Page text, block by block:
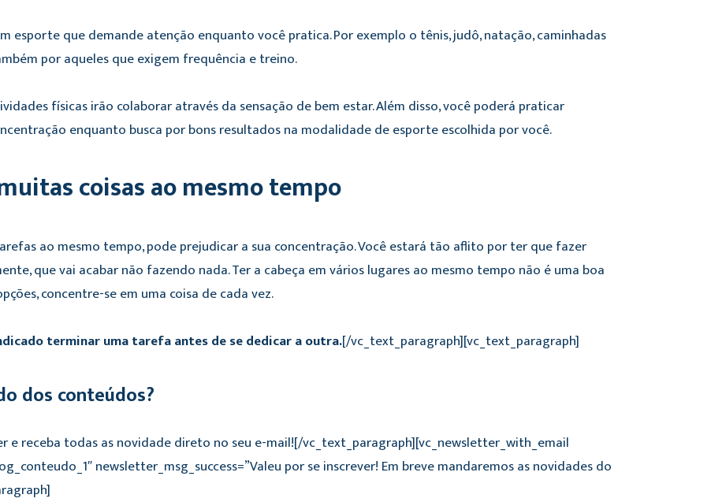
esporte que demande atenção enquanto você pratica. Por exemplo o tênis, judô, natação, caminhadas
por aqueles que exigem frequência e treino.
físicas irão colaborar através da sensação de bem estar. Além disso, você poderá praticar
enquanto busca por bons resultados na modalidade de esporte escolhida por você.
coisas ao mesmo tempo
ao mesmo tempo, pode prejudicar a sua concentração. Você estará tão aflito por ter que fazer
que vai acabar não fazendo nada. Ter a cabeça em vários lugares ao mesmo tempo não é uma boa
concentre-se em uma coisa de cada vez.
terminar uma tarefa antes de se dedicar a outra.[/vc_text_paragraph][vc_text_paragraph]
dos conteúdos?
e receba todas as novidade direto no seu e-mail![/vc_text_paragraph][vc_newsletter_with_email
newsletter_msg_success=”Valeu por se inscrever! Em breve mandaremos as novidades do